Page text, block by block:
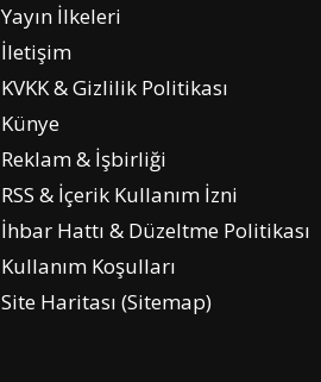
Yayın İlkeleri
İletişim
KVKK & Gizlilik Politikası
Künye
Reklam & İşbirliği
RSS & İçerik Kullanım İzni
İhbar Hattı & Düzeltme Politikası
Kullanım Koşulları
Site Haritası (Sitemap)